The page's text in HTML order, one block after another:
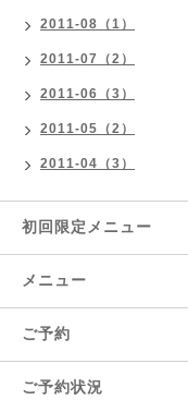
2011-08（1）
2011-07（2）
2011-06（3）
2011-05（2）
2011-04（3）
初回限定メニュー
メニュー
ご予約
ご予約状況